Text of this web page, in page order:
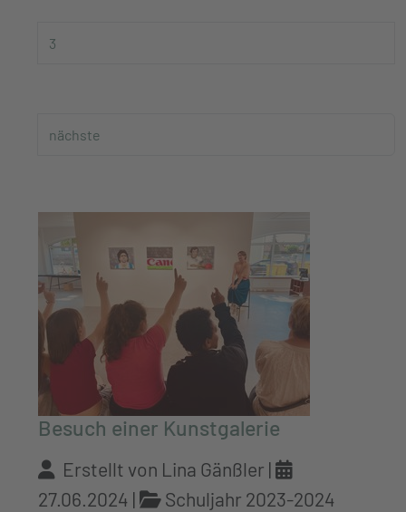
3
nächste
Besuch einer Kunstgalerie
Erstellt von Lina Gänßler |
27.06.2024 | Schuljahr 2023-2024